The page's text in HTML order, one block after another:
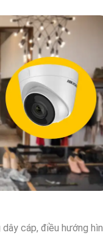
cáp, điều hướng